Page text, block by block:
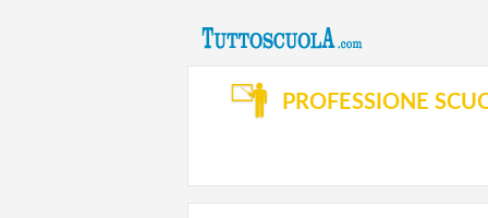
PROFESSIONE